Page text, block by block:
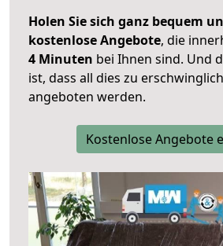
Holen Sie sich ganz bequem
kostenlose Angebote, die
4 Minuten bei Ihnen sind. Und
ist, dass all dies zu
angeboten werden.
Kostenlose Angebote